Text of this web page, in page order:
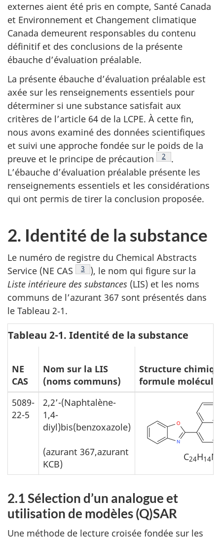
externes aient été pris en compte, Santé Canada
et Environnement et Changement climatique
Canada demeurent responsables du contenu
définitif et des conclusions de la présente
ébauche d’évaluation préalable.
La présente ébauche d’évaluation préalable est
axée sur les renseignements essentiels pour
déterminer si une substance satisfait aux
critères de l’article 64 de la LCPE. À cette fin,
nous avons examiné des données scientifiques
et suivi une approche fondée sur le poids de la
preuve et le principe de précaution
Note de bas de
2
.
L’ébauche d’évaluation préalable présente les
renseignements essentiels et les considérations
qui ont permis de tirer la conclusion proposée.
2. Identité de la substance
Le numéro de registre du Chemical Abstracts
Service (NE CAS
Note de bas de page
3
), le nom qui figure sur la
Liste intérieure des substances (LIS) et les noms
communs de l’azurant 367 sont présentés dans
le Tableau 2‑1.
Tableau 2-1. Identité de la substance
NE
CAS
Nom sur la LIS
(noms communs)
Structure
formule
5089-
22-5
2,2’-(Naphtalène-
1,4-
diyl)bis(benzoxazole)
(azurant 367,azurant
KCB)
C24H14N
2.1 Sélection d’un analogue et
utilisation de modèles (Q)SAR
Une méthode de lecture croisée fondée sur les